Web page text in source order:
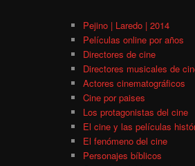
Pejino | Laredo | 2014
Películas online por años
Directores de cine
Directores musicales de
Actores cinematográficos
Cine por paises
Los protagonistas del cine
El cine y las películas
El fenómeno del cine
Personajes bíblicos